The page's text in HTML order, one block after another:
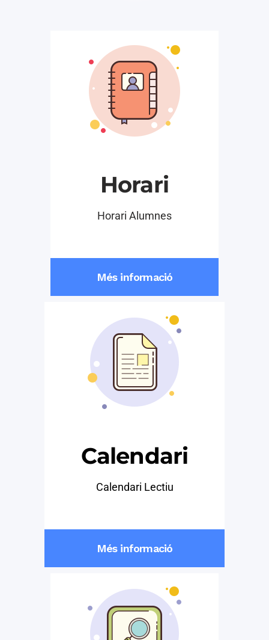
Horari
Horari Alumnes
Més informació
Calendari
Calendari Lectiu
Més informació